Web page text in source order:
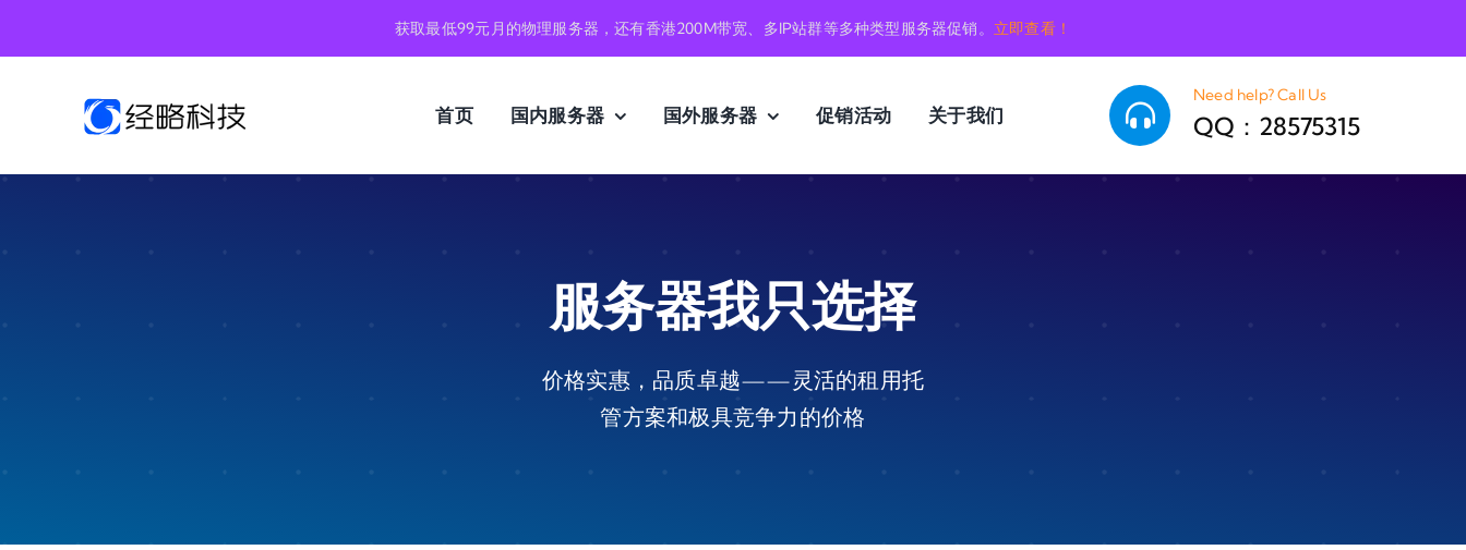
获取最低99元月的物理服务器，还有香港200M带宽、多IP站群等多种类型服务器促销。 立即查看！
首页 国内服务器 国外服务器 促销活动 关于我们
Need help? Call Us
QQ：28575315
服务器我只选择
价格实惠，品质卓越——灵活的租用托
管方案和极具竞争力的价格